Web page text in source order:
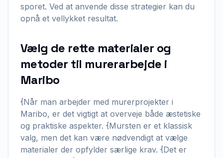
sporet. Ved at anvende disse strategier kan du
opnå et vellykket resultat.
Vælg de rette materialer og
metoder til murerarbejde i
Maribo
{Når man arbejder med murerprojekter i
Maribo, er det vigtigt at overveje både æstetiske
og praktiske aspekter. {Mursten er et klassisk
valg, men det kan være nødvendigt at vælge
materialer der opfylder særlige krav. {Det er